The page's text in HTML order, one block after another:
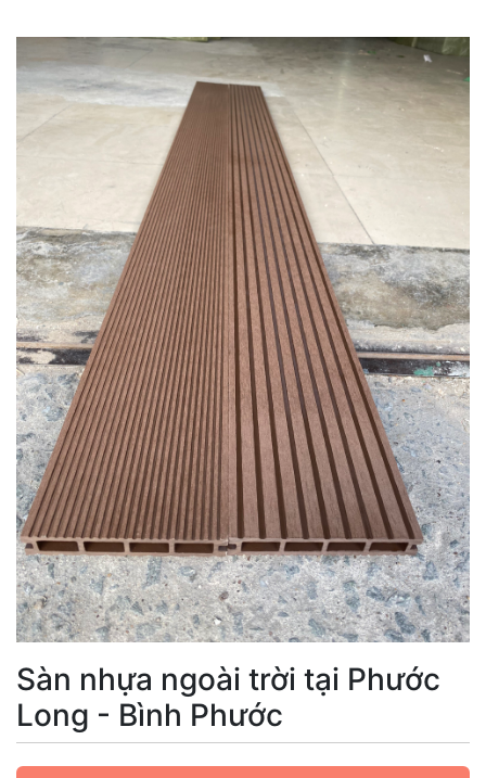
Sàn nhựa ngoài trời tại Phước
Long - Bình Phước